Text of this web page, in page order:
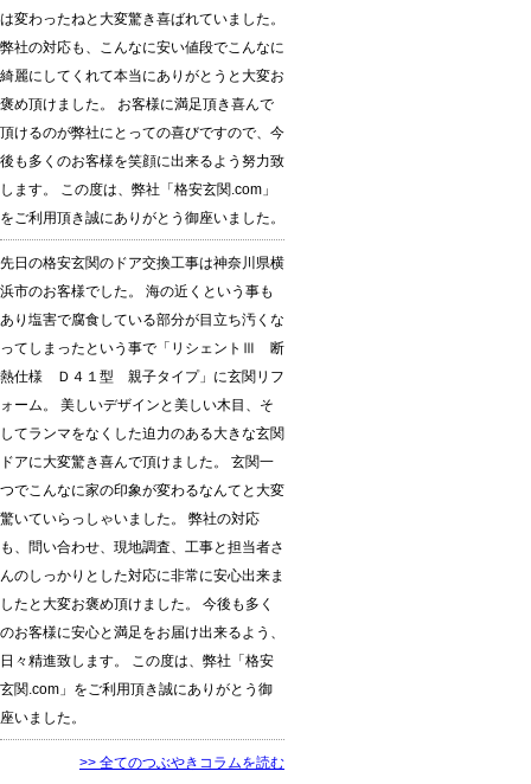
は変わったねと大変驚き喜ばれていました。
弊社の対応も、こんなに安い値段でこんなに
綺麗にしてくれて本当にありがとうと大変お
褒め頂けました。 お客様に満足頂き喜んで
頂けるのが弊社にとっての喜びですので、今
後も多くのお客様を笑顔に出来るよう努力致
します。 この度は、弊社「格安玄関.com」
をご利用頂き誠にありがとう御座いました。
先日の格安玄関のドア交換工事は神奈川県横
浜市のお客様でした。 海の近くという事も
あり塩害で腐食している部分が目立ち汚くな
ってしまったという事で「リシェントⅢ 断
熱仕様 Ｄ４１型 親子タイプ」に玄関リフ
ォーム。 美しいデザインと美しい木目、そ
してランマをなくした迫力のある大きな玄関
ドアに大変驚き喜んで頂けました。 玄関一
つでこんなに家の印象が変わるなんてと大変
驚いていらっしゃいました。 弊社の対応
も、問い合わせ、現地調査、工事と担当者さ
んのしっかりとした対応に非常に安心出来ま
したと大変お褒め頂けました。 今後も多く
のお客様に安心と満足をお届け出来るよう、
日々精進致します。 この度は、弊社「格安
玄関.com」をご利用頂き誠にありがとう御
座いました。
>> 全てのつぶやきコラムを読む